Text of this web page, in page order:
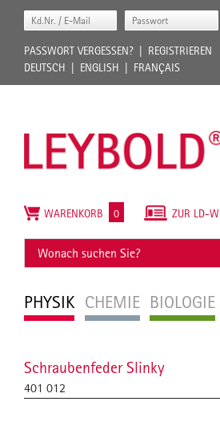
PASSWORT VERGESSEN?
REGISTRIEREN
DEUTSCH
ENGLISH FRANÇAIS
PHYSIK CHEMIE BIOLOGIE
ZUR LD-
WARENKORB 0
Schraubenfeder Slinky
401 012